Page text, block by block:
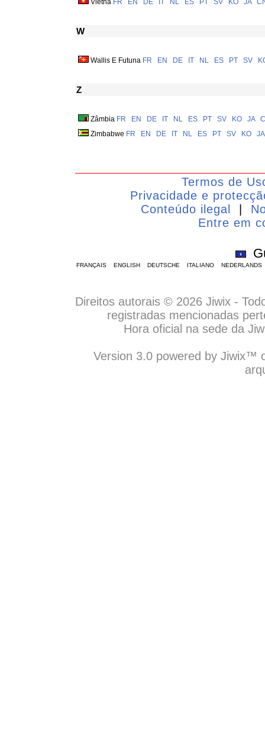
Vietnã FR EN DE IT NL ES PT SV KO JA
W
Wallis E Futuna FR EN DE IT NL ES PT SV
Z
Zâmbia FR EN DE IT NL ES PT SV KO JA
Zimbabwe FR EN DE IT NL ES PT SV KO JA
Termos de
Privacidade e
Conteúdo ilegal
Entre em
FRANÇAIS ENGLISH DEUTSCHE ITALIANO NEDERLANDS
Direitos autorais © 2026 Jiwix -
registradas mencionadas
Hora oficial na sede da
Version 3.0 powered by Jiwix™